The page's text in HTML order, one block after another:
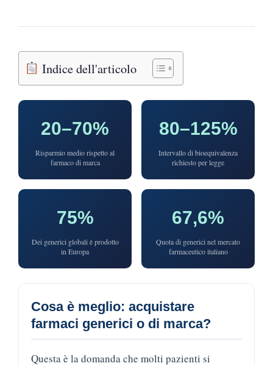
Indice dell'articolo
20–70%
Risparmio medio rispetto al
farmaco di marca
80–125%
Intervallo di bioequivalenza
richiesto per legge
75%
Dei generici globali è prodotto
in Europa
67,6%
Quota di generici nel mercato
farmaceutico italiano
Cosa è meglio: acquistare
farmaci generici o di marca?
Questa è la domanda che molti pazienti si